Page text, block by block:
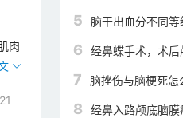
肉
5 脑干出血分不同等
6
经鼻蝶手术，术后
具体病例如何选择
7 脑挫伤与脑梗死怎
8
经鼻入路颅底脑膜